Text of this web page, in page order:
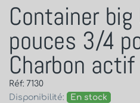
Container
pouces 3/4
Charbon actif
Réf: 7130
Disponibilité:
En stock